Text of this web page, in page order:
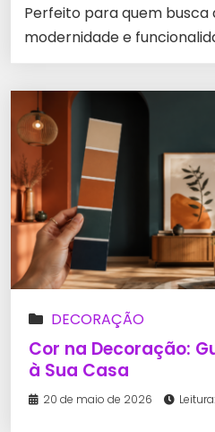
Perfeito para quem busca
modernidade e
DECORAÇÃO
Cor na Decoração:
à Sua Casa
20 de maio de 2026